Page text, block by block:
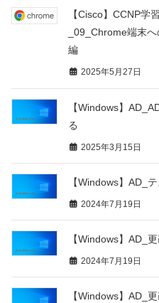
【Cisco】CCNP学
_09_Chrome端末
編
2025年5月27日
【Windows】
る
2025年3月15日
【Windows】AD_
2024年7月19日
【Windows】AD_
2024年7月19日
【Windows】AD_